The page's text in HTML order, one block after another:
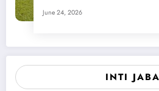
June 24, 2026
INTI